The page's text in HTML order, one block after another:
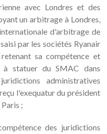
avec Londres et des
un arbitrage à Londres,
d'arbitrage de
par les sociétés Ryanair
sa compétence et
statuer du SMAC dans
administratives
l'exequatur du président
;
des juridictions